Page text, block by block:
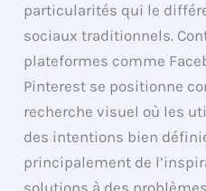
particularités qui le
sociaux traditionnels.
plateformes comme
Pinterest se positionne
recherche visuel où les
des intentions bien
principalement de